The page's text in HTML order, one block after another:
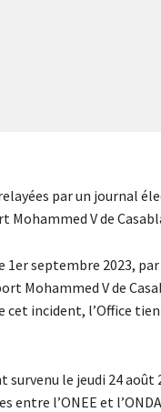
par un journal
Mohammed V de
1er septembre 2023,
Mohammed V de
cet incident, l’Office
le jeudi 24 août
l’ONEE et